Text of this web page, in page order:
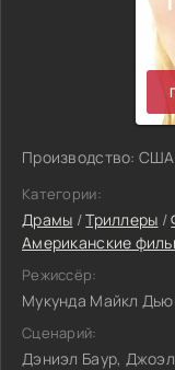
Производство: США
Категории:
Драмы /Триллеры /
Американские
Режиссёр:
Мукунда Майкл
Сценарий:
Дэниэл Баур,